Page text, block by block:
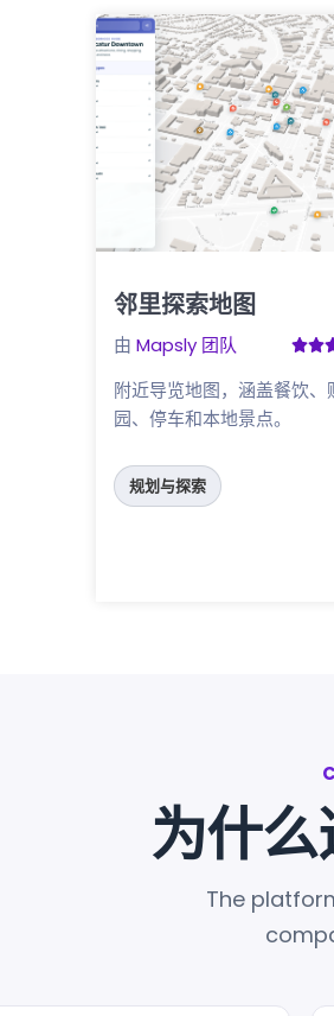
邻里探索地图
由Mapsly 团队
附近导览地图，涵盖餐饮、
园、停车和本地景点。
规划与探索
点击这里
为什
The